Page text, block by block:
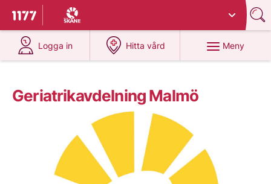
Till startsidan för 1177
Du har valt region
Logga in
på 1177.se
Hitta vård
på 1177.se
Meny
Geriatrikavdelning Malmö